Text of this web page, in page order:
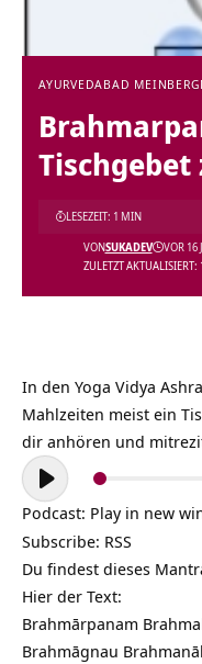
AYURVEDABAD MEINBERG
ZULETZT
VONSUKADEV VOR 16
LESEZEIT: 1 MIN
In den Yoga Vidya
Mahlzeiten meist ein
dir anhören und
Audio-
Player
Podcast: Play in new
Subscribe: RSS
Du findest dieses
Hier der Text:
Brahmārpanam
Brahmāgnau